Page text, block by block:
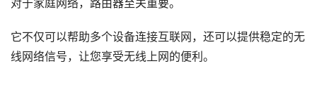
对于家庭网络，路由器至关重要。
它不仅可以帮助多个设备连接互联网，还可以提供稳定的无
线网络信号，让您享受无线上网的便利。